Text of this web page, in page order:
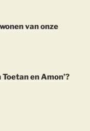
van onze
en Amon’?